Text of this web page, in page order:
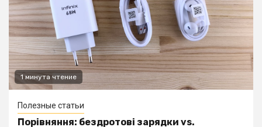
1 минута чтение
Полезные статьи
Порівняння: бездротові зарядки vs.